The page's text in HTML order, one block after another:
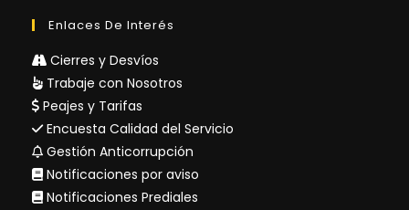
Enlaces De Interés
Cierres y Desvíos
Trabaje con Nosotros
Peajes y Tarifas
Encuesta Calidad del Servicio
Gestión Anticorrupción
Notificaciones por aviso
Notificaciones Prediales